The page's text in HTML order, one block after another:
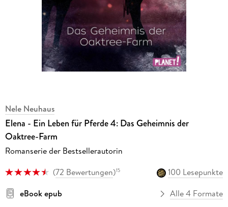
Nele Neuhaus
Elena - Ein Leben für Pferde 4: Das Geheimnis der
Oaktree-Farm
Romanserie der Bestsellerautorin
(72 Bewertungen)15
100 Lesepunkte
eBook epub
Alle 4 Formate